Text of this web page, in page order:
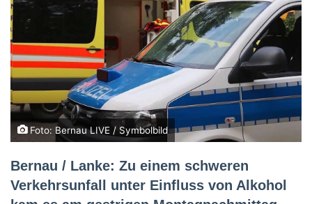
Foto: Bernau LIVE / Symbolbild
Bernau / Lanke: Zu einem schweren
Verkehrsunfall unter Einfluss von Alkohol